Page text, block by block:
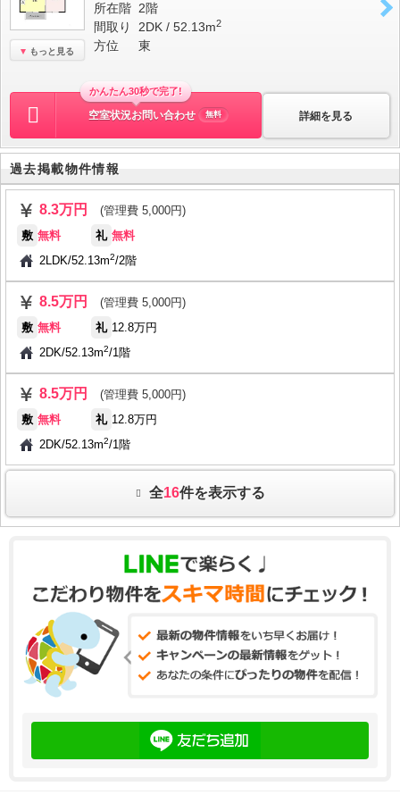
もっと見る
所在階 2階
間取り
2DK / 52.13m2
方位 東
詳細を見る
かんたん30秒で完了!
空室状況お問い合わせ 無料
過去掲載物件情報
8.3万円
(管理費 5,000円)
敷 無料 礼 無料
2LDK/52.13m2/2階
8.5万円
(管理費 5,000円)
敷 無料 礼 12.8万円
2DK/52.13m2/1階
8.5万円
(管理費 5,000円)
敷 無料 礼 12.8万円
2DK/52.13m2/1階
全16件を表示する